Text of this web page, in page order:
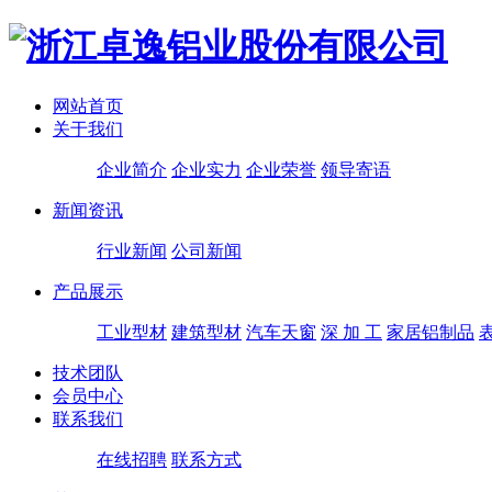
网站首页
关于我们
企业简介 企业实力 企业荣誉 领导寄语
新闻资讯
行业新闻 公司新闻
产品展示
工业型材 建筑型材 汽车天窗 深 加 工 家居铝制品
技术团队
会员中心
联系我们
在线招聘 联系方式